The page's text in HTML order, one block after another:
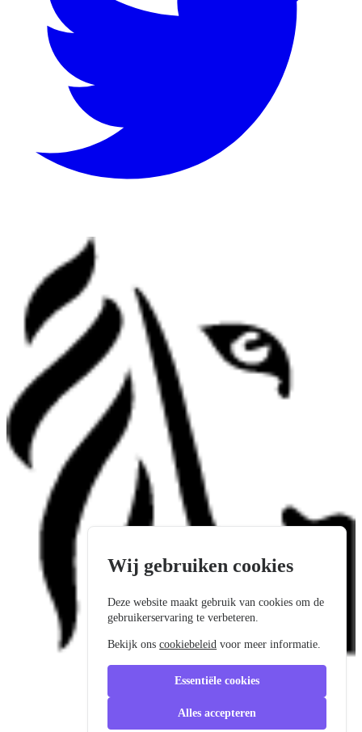
Wij gebruiken cookies
Deze website maakt gebruik van cookies om de
gebruikerservaring te verbeteren.
Bekijk onscookiebeleid voor meer informatie.
Essentiële cookies
Alles accepteren